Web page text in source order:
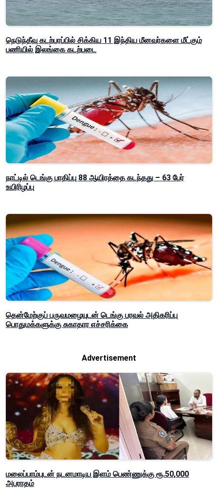
நெடுந்தீவு கடற்பரப்பில் சிக்கிய 11 இந்திய மீனவர்களை மீட்கும்
பணியில் இலங்கை கடற்படை
நாட்டில் டெங்கு பாதிப்பு 88 ஆயிரத்தை கடந்தது – 63 பேர்
உயிரிழப்பு
தென்மேற்குப் பருவமழையுடன் டெங்கு பரவல் அதிகரிப்பு
பொதுமக்களுக்கு சுகாதார எச்சரிக்கை
Advertisement
மலைப்பாம்புடன் நடனமாடிய இளம் பெண்ணுக்கு ரூ.50,000
அபராதம்